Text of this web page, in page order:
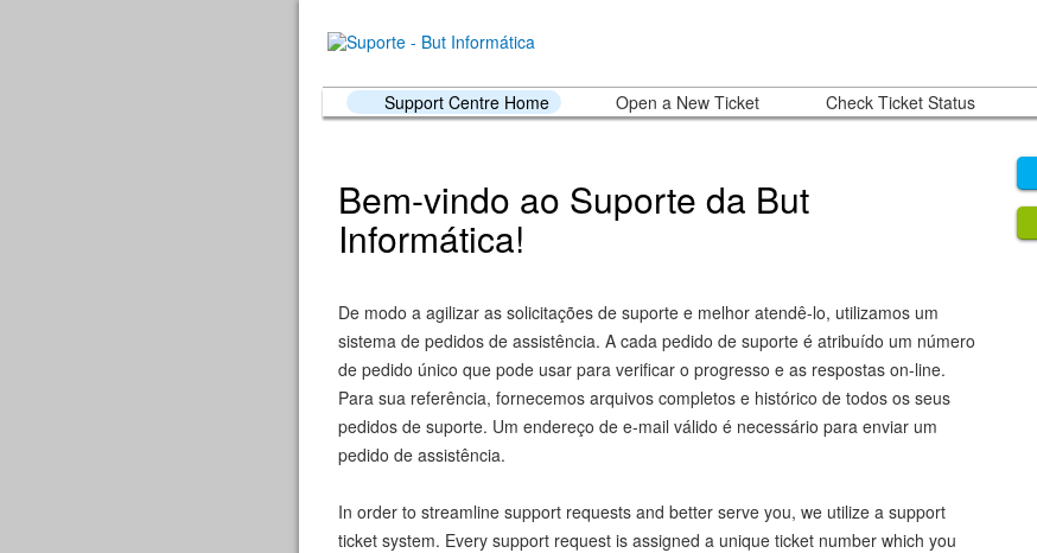
Support Centre Home Open a New Ticket Check Ticket Status
Bem-vindo ao Suporte da But
Informática!
De modo a agilizar as solicitações de suporte e melhor atendê-lo, utilizamos um
sistema de pedidos de assistência. A cada pedido de suporte é atribuído um número
de pedido único que pode usar para verificar o progresso e as respostas on-line.
Para sua referência, fornecemos arquivos completos e histórico de todos os seus
pedidos de suporte. Um endereço de e-mail válido é necessário para enviar um
pedido de assistência.
In order to streamline support requests and better serve you, we utilize a support
ticket system. Every support request is assigned a unique ticket number which you